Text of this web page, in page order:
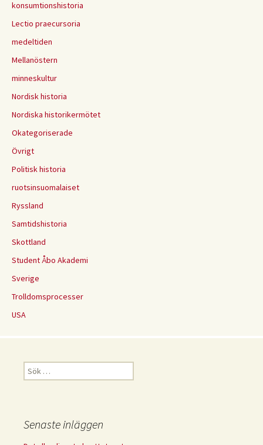
konsumtionshistoria
Lectio praecursoria
medeltiden
Mellanöstern
minneskultur
Nordisk historia
Nordiska historikermötet
Okategoriserade
Övrigt
Politisk historia
ruotsinsuomalaiset
Ryssland
Samtidshistoria
Skottland
Student Åbo Akademi
Sverige
Trolldomsprocesser
USA
Sök
efter:
Senaste inläggen